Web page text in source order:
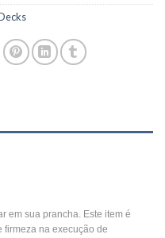
em sua prancha. Este item é
na execução de